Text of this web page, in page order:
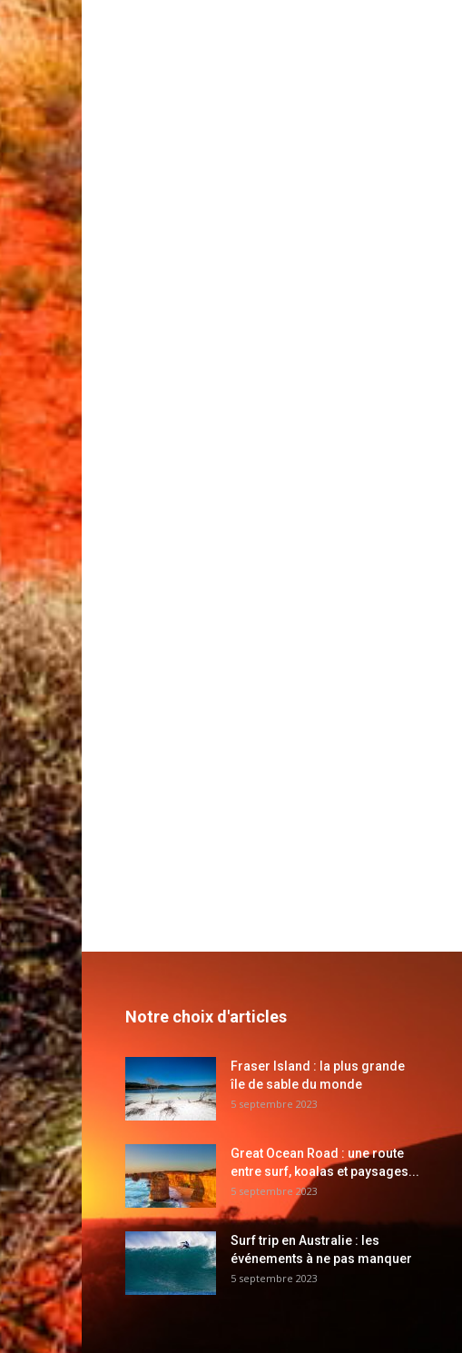
Notre choix d'articles
Fraser Island : la plus grande
île de sable du monde
5 septembre 2023
Great Ocean Road : une route
entre surf, koalas et paysages...
5 septembre 2023
Surf trip en Australie : les
événements à ne pas manquer
5 septembre 2023